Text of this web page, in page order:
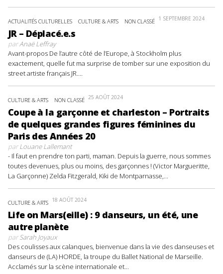
ACTUALITÉS CULTURELLES CULTURE & ARTS NON CLASSÉ 1 SEPTEMBRE 2024
JR – Déplacé.e.s
parAnaë Leffray
Avant-propos De l’autre côté de l’Europe, à Stockholm plus
exactement, quelle fut ma surprise de tomber sur une exposition du
street artiste français JR....
CULTURE & ARTS NON CLASSÉ 25 AOÛT 2024
Coupe à la garçonne et charleston – Portraits
de quelques grandes figures féminines du
Paris des Années 20
parLouane Lallemant
- Il faut en prendre ton parti, maman. Depuis la guerre, nous sommes
toutes devenues, plus ou moins, des garçonnes ! (Victor Margueritte,
La Garçonne) Zelda Fitzgerald, Kiki de Montparnasse,...
CULTURE & ARTS 18 AOÛT 2024
Life on Mars(eille) : 9 danseurs, un été, une
autre planète
parSarah Joyaux
Des coulisses aux calanques, bienvenue dans la vie des danseuses et
danseurs de (LA) HORDE, la troupe du Ballet National de Marseille.
Acclamés sur la scène internationale et...